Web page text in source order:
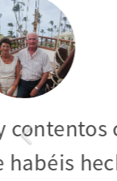
Gracias
y los